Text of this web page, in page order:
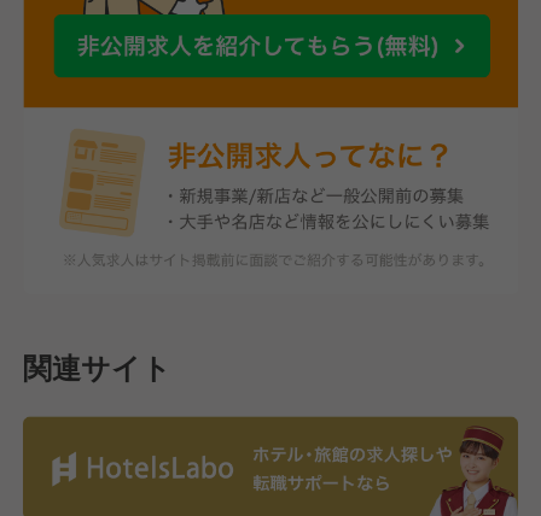
関連サイト